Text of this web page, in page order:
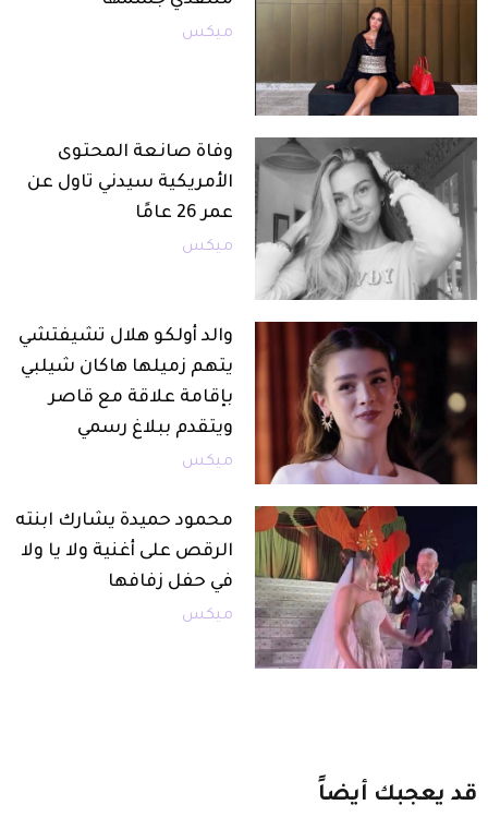
ميكس
وفاة صانعة المحتوى
الأمريكية سيدني تاول عن
عمر 26 عامًا
ميكس
والد أولكو هلال تشيفتشي
يتهم زميلها هاكان شيلبي
بإقامة علاقة مع قاصر
ويتقدم ببلاغ رسمي
ميكس
محمود حميدة يشارك ابنته
الرقص على أغنية ولا يا ولا
في حفل زفافها
ميكس
قد يعجبك أيضاً